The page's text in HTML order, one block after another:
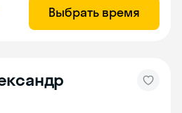
Выбрать время